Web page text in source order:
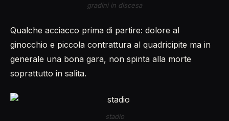
gradini in discesa
Qualche acciacco prima di partire: dolore al
ginocchio e piccola contrattura al quadricipite ma in
generale una bona gara, non spinta alla morte
soprattutto in salita.
stadio